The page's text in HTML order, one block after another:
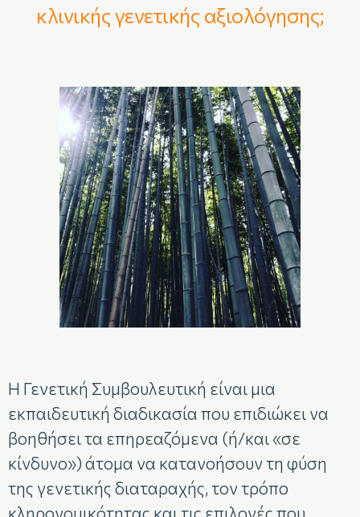
κλινικής γενετικής αξιολόγησης;
Η Γενετική Συμβουλευτική είναι μια
εκπαιδευτική διαδικασία που επιδιώκει να
βοηθήσει τα επηρεαζόμενα (ή/και «σε
κίνδυνο») άτομα να κατανοήσουν τη φύση
της γενετικής διαταραχής, τον τρόπο
κληρονομικότητας και τις επιλογές που